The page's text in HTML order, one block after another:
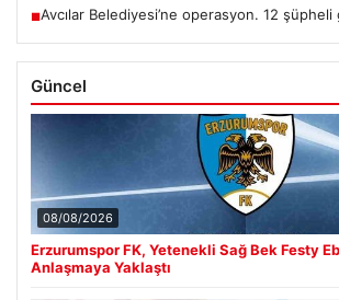
■Avcılar Belediyesi’ne operasyon. 12 şüpheli
Güncel
08/08/2026
Erzurumspor FK, Yetenekli Sağ Bek Festy
Anlaşmaya Yaklaştı